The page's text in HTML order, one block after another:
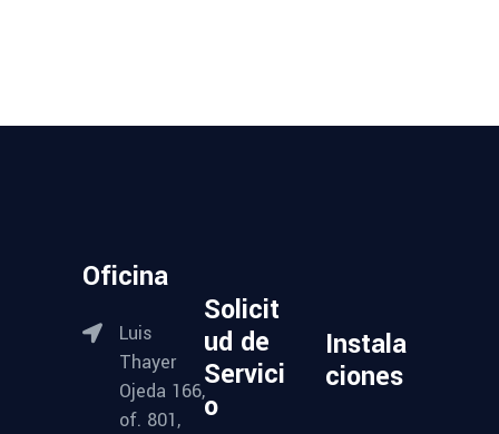
Oficina
Luis
Thayer
Ojeda 166,
of. 801,
Solicit
ud de
Servici
o
Instala
ciones